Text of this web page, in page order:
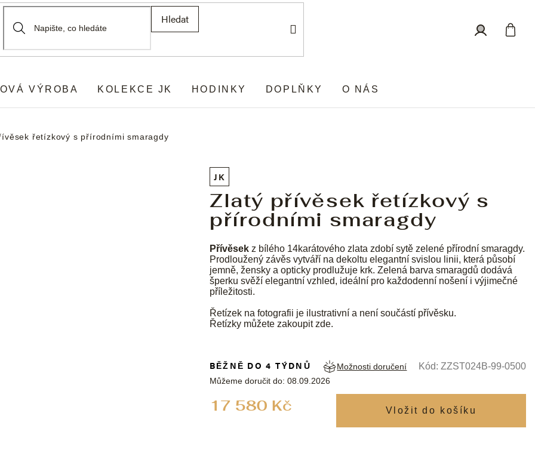
Hledat
VÝROBA KOLEKCE JK HODINKY DOPLŇKY O NÁS
řetízkový s přírodními smaragdy
JK
Zlatý přívěsek řetízkový s
přírodními smaragdy
Přívěsek z bílého 14karátového zlata zdobí sytě zelené přírodní smaragdy.
Prodloužený závěs vytváří na dekoltu elegantní svislou linii, která působí
jemně, žensky a opticky prodlužuje krk. Zelená barva smaragdů dodává
šperku svěží elegantní vzhled, ideální pro každodenní nošení i výjimečné
příležitosti.
Řetízek na fotografii je ilustrativní a není součástí přívěsku.
Řetízky můžete zakoupitzde.
17 580 Kč
BĚŽNĚ DO 4 TÝDNŮ
Můžeme doručit do: 08.09.2026
Možnosti doručení Kód: ZZST024B-99-0500